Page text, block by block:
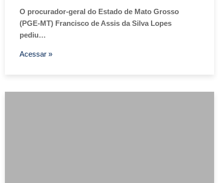
O procurador-geral do Estado de Mato Grosso
(PGE-MT) Francisco de Assis da Silva Lopes
pediu…
Acessar »